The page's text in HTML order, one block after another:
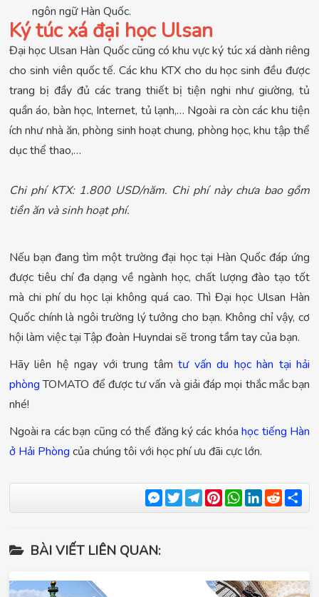
ngôn ngữ Hàn Quốc.
Ký túc xá đại học Ulsan
Đại học Ulsan Hàn Quốc cũng có khu vực ký túc xá dành riêng
cho sinh viên quốc tế. Các khu KTX cho du học sinh đều được
trang bị đầy đủ các trang thiết bị tiện nghi như giường, tủ
quần áo, bàn học, Internet, tủ lạnh,… Ngoài ra còn các khu tiện
ích như nhà ăn, phòng sinh hoạt chung, phòng học, khu tập thể
dục thể thao,…
Chi phí KTX: 1.800 USD/năm. Chi phí này chưa bao gồm
tiền ăn và sinh hoạt phí.
Nếu bạn đang tìm một trường đại học tại Hàn Quốc đáp ứng
được tiêu chí đa dạng về ngành học, chất lượng đào tạo tốt
mà chi phí du học lại không quá cao. Thì Đại học Ulsan Hàn
Quốc chính là ngôi trường lý tưởng cho bạn. Không chỉ vậy, cơ
hội làm việc tại Tập đoàn Huyndai sẽ trong tầm tay của bạn.
Hãy liên hệ ngay với trung tâmtư vấn du học hàn tại hải
phòngTOMATO để được tư vấn và giải đáp mọi thắc mắc bạn
nhé!
Ngoài ra các bạn cũng có thể đăng ký các khóahọc tiếng Hàn
ở Hải Phòng của chúng tôi với học phí ưu đãi cực lớn.
Messenger
TwitterTelegram
Pinterest
WhatsApp
LinkedIn
Reddit
BÀI VIẾT LIÊN QUAN: